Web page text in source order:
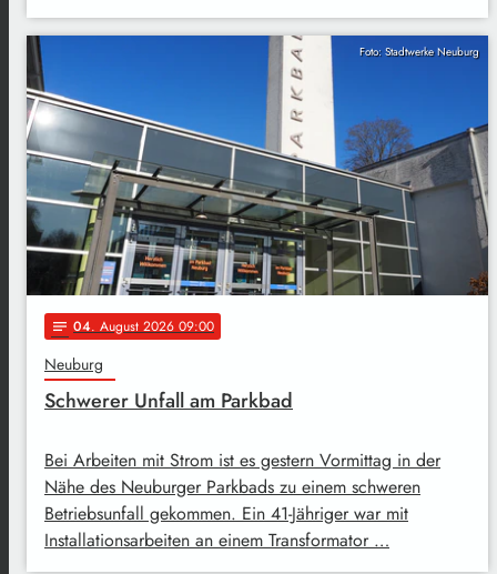
Foto: Stadtwerke Neuburg
notes 04. August 2026 09:00
Neuburg
Schwerer Unfall am Parkbad
Bei Arbeiten mit Strom ist es gestern Vormittag in der
Nähe des Neuburger Parkbads zu einem schweren
Betriebsunfall gekommen. Ein 41-Jähriger war mit
Installationsarbeiten an einem Transformator …